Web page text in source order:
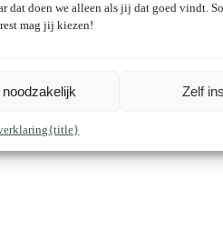
dat doen we alleen als jij dat goed vindt.
mag jij kiezen!
noodzakelijk Zelf
{title}